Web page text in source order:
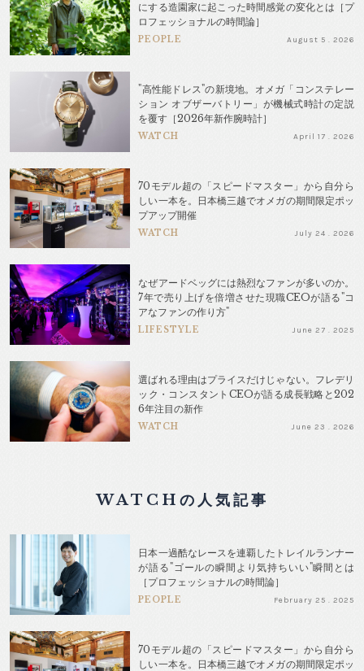
にする造園家に起こった時間感覚の変化とは［プ
ロフェッショナルの時間論］
PEOPLE August 5 . 2026
"高性能ドレス"の新境地。オメガ「コンステレー
ション オブザーバトリー」が機械式時計の定説
を覆す［2026年新作腕時計］
WATCH April 17 . 2026
70モデル超の「スピードマスター」から自分ら
しい一本を。日本橋三越でオメガの期間限定ポッ
プアップ開催
WATCH July 24 . 2026
なぜアードベッグには熱烈なファンが多いのか。
7年で売り上げを倍増させた現職CEOが語る"コ
アなファンの作り方"
LIFESTYLE June 27 . 2025
選ばれる理由はプライスだけじゃない。フレデリ
ック・コンスタントCEOが語る成長戦略と202
6年注目の新作
WATCH June 23 . 2026
WATCHの人気記事
日本一過酷なレースを連覇したトレイルランナー
が語る"ゴールの瞬間より気持ちいい"瞬間とは
［プロフェッショナルの時間論］
PEOPLE February 25 . 2025
70モデル超の「スピードマスター」から自分ら
しい一本を。日本橋三越でオメガの期間限定ポッ